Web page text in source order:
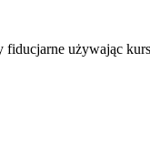
używając